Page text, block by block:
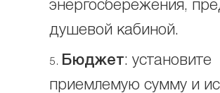
энергосбережения,
душевой кабиной.
Бюджет: установите
приемлемую сумму и